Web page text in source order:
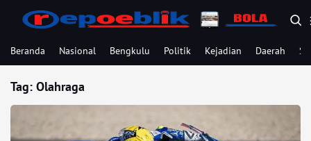
Beranda Nasional Bengkulu Politik Kejadian Daerah
Tag: Olahraga